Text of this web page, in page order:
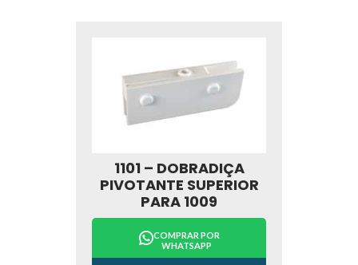
1101 – DOBRADIÇA
PIVOTANTE SUPERIOR
PARA 1009
COMPRAR POR
WHATSAPP